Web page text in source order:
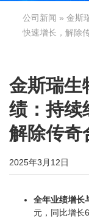
公司新闻 » 金斯
快速增长，解除
金斯瑞生
绩：持续
解除传奇
2025年3月12日
全年业绩增长
元，同比增长